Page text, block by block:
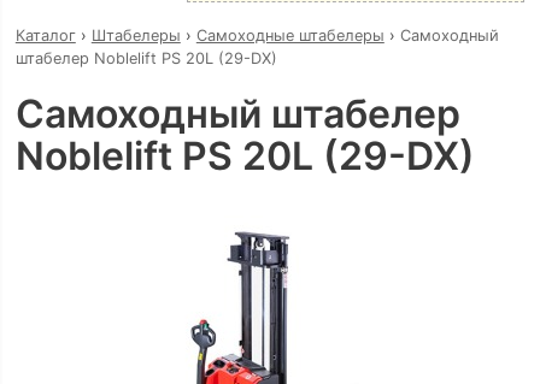
Каталог› Штабелеры › Самоходные штабелеры › Самоходный
штабелер Noblelift PS 20L (29-DX)
Самоходный штабелер
Noblelift PS 20L (29-DX)